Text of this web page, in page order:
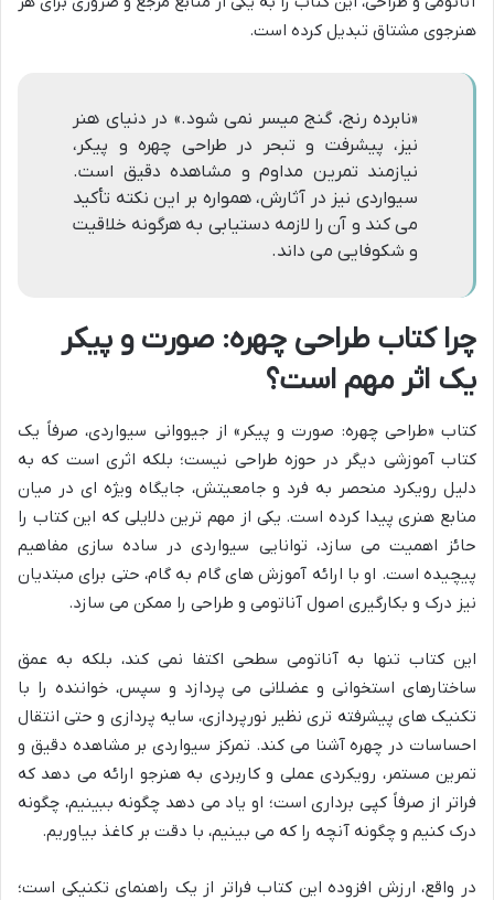
هنرجوی مشتاق تبدیل کرده است.
«نابرده رنج، گنج میسر نمی شود.» در دنیای هنر
نیز، پیشرفت و تبحر در طراحی چهره و پیکر،
نیازمند تمرین مداوم و مشاهده دقیق است.
سیواردی نیز در آثارش، همواره بر این نکته تأکید
می کند و آن را لازمه دستیابی به هرگونه خلاقیت
و شکوفایی می داند.
چرا کتاب طراحی چهره: صورت و پیکر
یک اثر مهم است؟
کتاب «طراحی چهره: صورت و پیکر» از جیووانی سیواردی، صرفاً یک
کتاب آموزشی دیگر در حوزه طراحی نیست؛ بلکه اثری است که به
دلیل رویکرد منحصر به فرد و جامعیتش، جایگاه ویژه ای در میان
منابع هنری پیدا کرده است. یکی از مهم ترین دلایلی که این کتاب را
حائز اهمیت می سازد، توانایی سیواردی در ساده سازی مفاهیم
پیچیده است. او با ارائه آموزش های گام به گام، حتی برای مبتدیان
نیز درک و بکارگیری اصول آناتومی و طراحی را ممکن می سازد.
این کتاب تنها به آناتومی سطحی اکتفا نمی کند، بلکه به عمق
ساختارهای استخوانی و عضلانی می پردازد و سپس، خواننده را با
تکنیک های پیشرفته تری نظیر نورپردازی، سایه پردازی و حتی انتقال
احساسات در چهره آشنا می کند. تمرکز سیواردی بر مشاهده دقیق و
تمرین مستمر، رویکردی عملی و کاربردی به هنرجو ارائه می دهد که
فراتر از صرفاً کپی برداری است؛ او یاد می دهد چگونه ببینیم، چگونه
درک کنیم و چگونه آنچه را که می بینیم، با دقت بر کاغذ بیاوریم.
در واقع، ارزش افزوده این کتاب فراتر از یک راهنمای تکنیکی است؛